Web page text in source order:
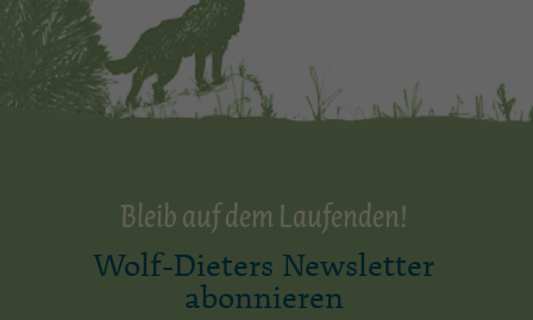
Bleib auf dem Laufenden!
Wolf-Dieters Newsletter
abonnieren